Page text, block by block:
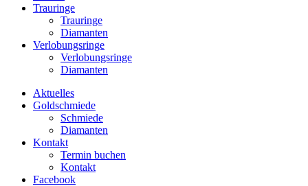
Trauringe
Trauringe
Diamanten
Verlobungsringe
Verlobungsringe
Diamanten
Aktuelles
Goldschmiede
Schmiede
Diamanten
Kontakt
Termin buchen
Kontakt
Facebook